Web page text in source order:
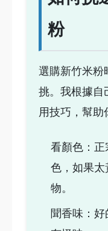
粉
選購新竹米粉
挑。我根據自
用技巧，幫助
看顏色：正
色，如果太
物。
聞香味：